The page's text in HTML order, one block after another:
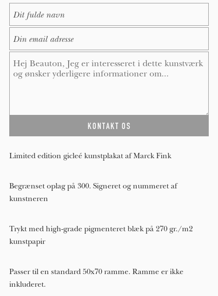
Limited edition gicleé kunstplakat af Marck Fink
Begrænset oplag på 300. Signeret og nummeret af
kunstneren
Trykt med high-grade pigmenteret blæk på 270 gr./m2
kunstpapir
Passer til en standard 50x70 ramme. Ramme er ikke
inkluderet.